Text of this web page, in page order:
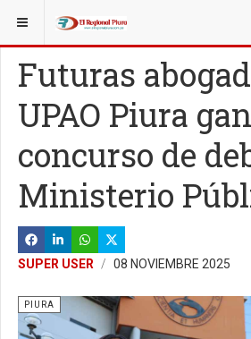
ESTÁ AQUÍ: REGIÓN PIURA
Futuras
UPAO Piura
concurso de
Ministerio
SUPER USER 08 NOVIEMBRE 2025
PIURA